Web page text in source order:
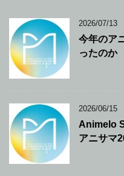
2026/07/13
今年のア
ったのか
2026/06/15
Animelo
アニサマ